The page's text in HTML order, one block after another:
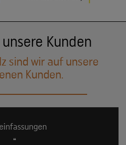
unsere Kunden
sind wir auf unsere
Kunden.
❝